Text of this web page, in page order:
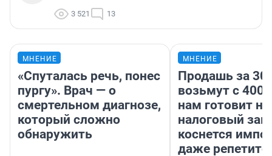
3 521 13
МНЕНИЕ
«Спуталась речь, понес
пургу». Врач — о
смертельном диагнозе,
который сложно
обнаружить
МНЕНИЕ
Продашь за
возьмут с
нам готовит
налоговый
коснется
даже